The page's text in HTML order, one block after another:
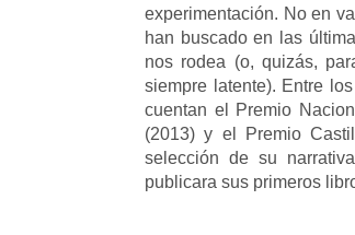
experimentación. No en
han buscado en las
nos rodea (o, quizás,
siempre latente). Entre
cuentan el Premio
(2013) y el Premio
selección de su
publicara sus primeros